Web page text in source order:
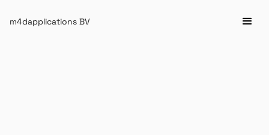
m4dapplications BV